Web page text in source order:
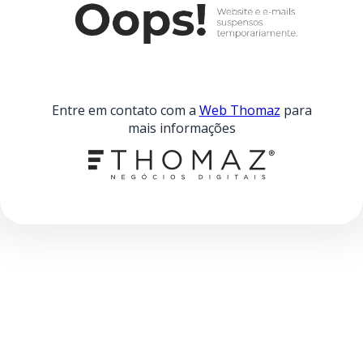
Entre em contato com a Web Thomaz para
mais informações